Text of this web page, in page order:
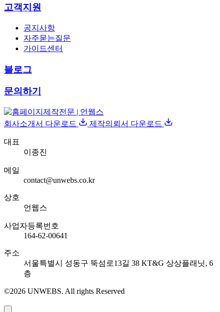
고객지원
공지사항
자주묻는질문
가이드센터
블로그
문의하기
회사소개서 다운로드 제작의뢰서 다운로드
대표
이종진
메일
contact@unwebs.co.kr
상호
언웹스
사업자등록번호
164-62-00641
주소
서울특별시 성동구 뚝섬로13길 38 KT&G 상상플래닛, 6
층
©2026 UNWEBS. All rights Reserved